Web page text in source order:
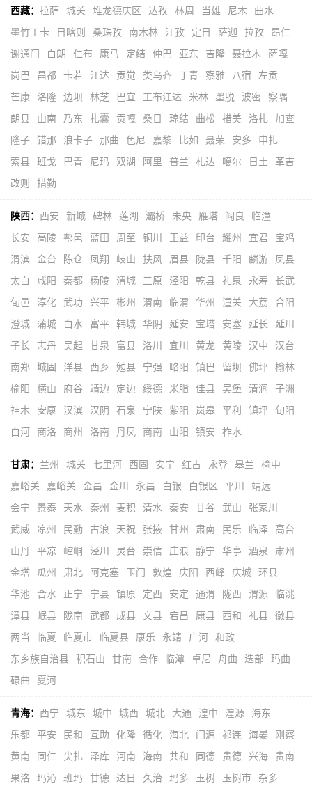
西藏： 拉萨 城关 堆龙德庆区 达孜 林周 当雄 尼木
曲水
墨竹工卡
日喀则 桑珠孜 南木林 江孜 定日 萨迦 拉孜
昂仁
谢通门
白朗 仁布 康马 定结 仲巴 亚东 吉隆 聂拉木
萨嘎
岗巴
昌都 卡若 江达 贡觉 类乌齐 丁青 察雅 八宿
左贡
芒康
洛隆 边坝 林芝 巴宜 工布江达 米林 墨脱 波密
察隅
朗县
山南 乃东 扎囊 贡嘎 桑日 琼结 曲松 措美 洛扎
加查
隆子
错那 浪卡子 那曲 色尼 嘉黎 比如 聂荣 安多
申扎
索县
班戈 巴青 尼玛 双湖 阿里 普兰 札达 噶尔 日土
革吉
改则
措勤
陕西： 西安 新城 碑林 莲湖 灞桥 未央 雁塔 阎良
临潼
长安
高陵 鄠邑 蓝田 周至 铜川 王益 印台 耀州 宜君
宝鸡
渭滨
金台 陈仓 凤翔 岐山 扶风 眉县 陇县 千阳 麟游
凤县
太白
咸阳 秦都 杨陵 渭城 三原 泾阳 乾县 礼泉 永寿
长武
旬邑
淳化 武功 兴平 彬州 渭南 临渭 华州 潼关 大荔
合阳
澄城
蒲城 白水 富平 韩城 华阴 延安 宝塔 安塞 延长
延川
子长
志丹 吴起 甘泉 富县 洛川 宜川 黄龙 黄陵 汉中
汉台
南郑
城固 洋县 西乡 勉县 宁强 略阳 镇巴 留坝 佛坪
榆林
榆阳
横山 府谷 靖边 定边 绥德 米脂 佳县 吴堡 清涧
子洲
神木
安康 汉滨 汉阴 石泉 宁陕 紫阳 岚皋 平利 镇坪
旬阳
白河
商洛 商州 洛南 丹凤 商南 山阳 镇安 柞水
甘肃： 兰州 城关 七里河 西固 安宁 红古 永登 皋兰
榆中
嘉峪关
嘉峪关 金昌 金川 永昌 白银 白银区 平川
靖远
会宁
景泰 天水 秦州 麦积 清水 秦安 甘谷 武山
张家川
武威
凉州 民勤 古浪 天祝 张掖 甘州 肃南 民乐 临泽
高台
山丹
平凉 崆峒 泾川 灵台 崇信 庄浪 静宁 华亭 酒泉
肃州
金塔
瓜州 肃北 阿克塞 玉门 敦煌 庆阳 西峰 庆城
环县
华池
合水 正宁 宁县 镇原 定西 安定 通渭 陇西 渭源
临洮
漳县
岷县 陇南 武都 成县 文县 宕昌 康县 西和 礼县
徽县
两当
临夏 临夏市 临夏县 康乐 永靖 广河
和政
东乡族自治县
积石山 甘南 合作 临潭 卓尼 舟曲 迭部
玛曲
碌曲
夏河
青海： 西宁 城东 城中 城西 城北 大通 湟中 湟源
海东
乐都
平安 民和 互助 化隆 循化 海北 门源 祁连 海晏
刚察
黄南
同仁 尖扎 泽库 河南 海南 共和 同德 贵德 兴海
贵南
果洛
玛沁 班玛 甘德 达日 久治 玛多 玉树 玉树市
杂多